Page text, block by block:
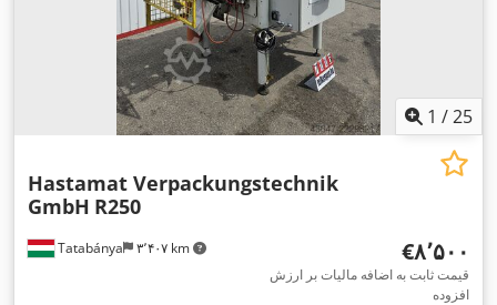
1 /25
Tatabánya ۳٬۴۰۷ km
Hastamat Verpackungstechnik
GmbH R250
‎€۸٬۵۰۰
قیمت ثابت به اضافه مالیات بر ارزش
افزوده